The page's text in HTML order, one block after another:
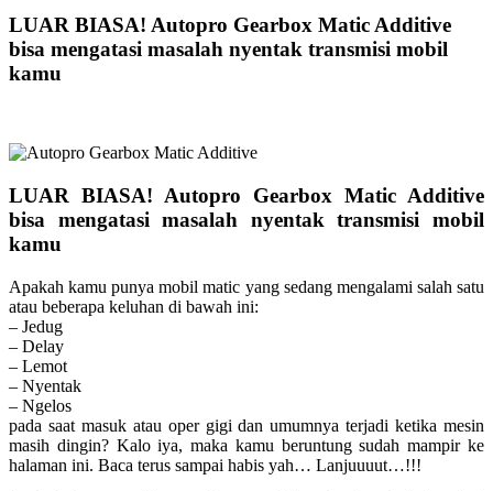
LUAR BIASA! Autopro Gearbox Matic Additive
bisa mengatasi masalah nyentak transmisi mobil
kamu
LUAR BIASA! Autopro Gearbox Matic Additive
bisa mengatasi masalah nyentak transmisi mobil
kamu
Apakah kamu punya mobil matic yang sedang mengalami salah satu
atau beberapa keluhan di bawah ini:
– Jedug
– Delay
– Lemot
– Nyentak
– Ngelos
pada saat masuk atau oper gigi dan umumnya terjadi ketika mesin
masih dingin? Kalo iya, maka kamu beruntung sudah mampir ke
halaman ini. Baca terus sampai habis yah… Lanjuuuut…!!!